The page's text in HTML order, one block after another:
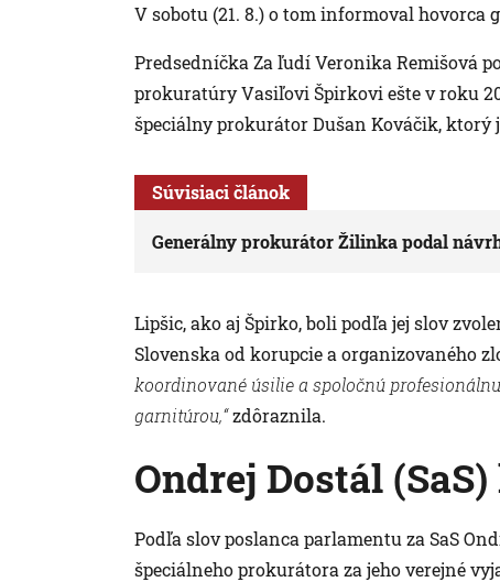
V sobotu (21. 8.) o tom informoval
Predsedníčka Za ľudí Veronika Remišová
prokuratúry Vasiľovi Špirkovi ešte v roku
špeciálny prokurátor Dušan Kováčik, ktorý
Súvisiaci článok
Generálny prokurátor Žilinka podal
Lipšic, ako aj Špirko, boli podľa jej slov
Slovenska od korupcie a organizovaného
koordinované úsilie a spoločnú
garnitúrou,“zdôraznila.
Ondrej Dostál
Podľa slov poslanca parlamentu za SaS
špeciálneho prokurátora za jeho verejné